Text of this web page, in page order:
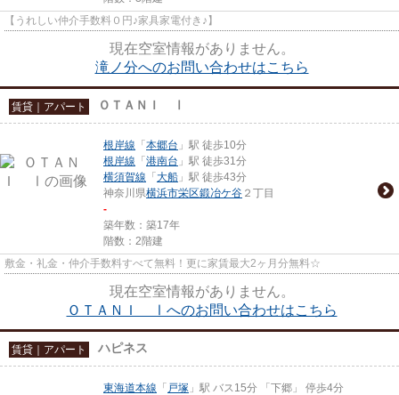
【うれしい仲介手数料０円♪家具家電付き♪】
現在空室情報がありません。
滝ノ分へのお問い合わせはこちら
賃貸｜アパート ＯＴＡＮＩ Ⅰ
根岸線 「 本郷台 」駅 徒歩10分
根岸線 「 港南台 」駅 徒歩31分
横須賀線 「 大船 」駅 徒歩43分
神奈川県横浜市栄区鍛冶ケ谷 ２丁目
-
築年数：築17年
階数：2階建
敷金・礼金・仲介手数料すべて無料！更に家賃最大2ヶ月分無料☆
現在空室情報がありません。
ＯＴＡＮＩ Ⅰへのお問い合わせはこちら
賃貸｜アパート ハピネス
東海道本線 「 戸塚 」駅 バス15分 「下郷」 停歩4分